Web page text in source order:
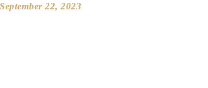
September 22, 2023